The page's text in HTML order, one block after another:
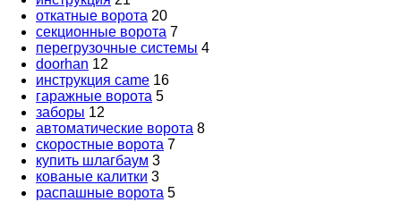
откатные ворота 20
секционные ворота 7
перегрузочные системы 4
doorhan 12
инструкция came 16
гаражные ворота 5
заборы 12
автоматические ворота 8
скоростные ворота 7
купить шлагбаум 3
кованые калитки 3
распашные ворота 5